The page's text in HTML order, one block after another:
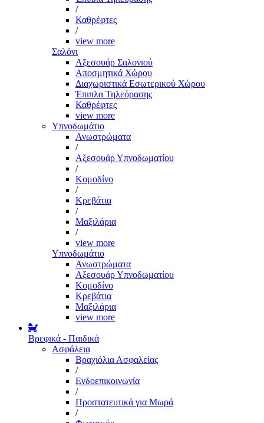
/
Καθρέφτες
/
view more
Σαλόνι
Αξεσουάρ Σαλονιού
Αποσμητικά Χώρου
Διαχωριστικά Εσωτερικού Χώρου
Έπιπλα Τηλεόρασης
Καθρέφτες
view more
Υπνοδωμάτιο
Ανωστρώματα
/
Αξεσουάρ Υπνοδωματίου
/
Κομοδίνο
/
Κρεβάτια
/
Μαξιλάρια
/
view more
Υπνοδωμάτιο
Ανωστρώματα
Αξεσουάρ Υπνοδωματίου
Κομοδίνο
Κρεβάτια
Μαξιλάρια
view more
Βρεφικά - Παιδικά
Ασφάλεια
Βραχιόλια Ασφαλείας
/
Ενδοεπικοινωνία
/
Προστατευτικά για Μωρά
/